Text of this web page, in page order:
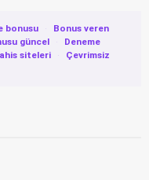
bonusu ·
Bonus veren
güncel ·
Deneme
siteleri ·
Çevrimsiz